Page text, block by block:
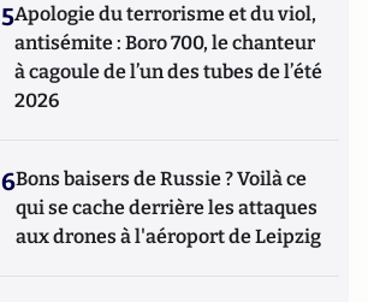
5Apologie du terrorisme et du viol,
antisémite : Boro 700, le chanteur
à cagoule de l’un des tubes de l’été
2026
6Bons baisers de Russie ? Voilà ce
qui se cache derrière les attaques
aux drones à l'aéroport de Leipzig